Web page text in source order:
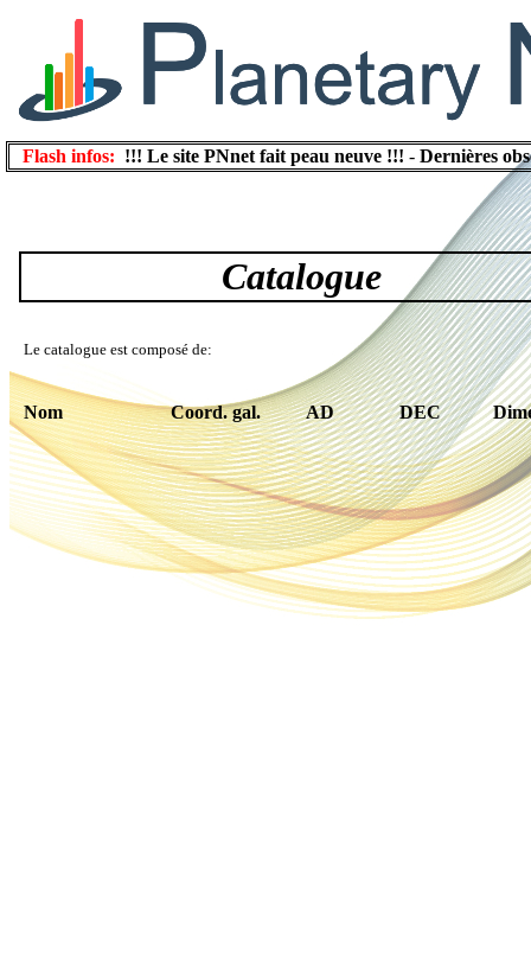
Flash infos: !!! Le site PNnet fait peau neuve !!! - Dernières
Catalogue
Le catalogue est composé de:
Nom Coord. gal. AD DEC